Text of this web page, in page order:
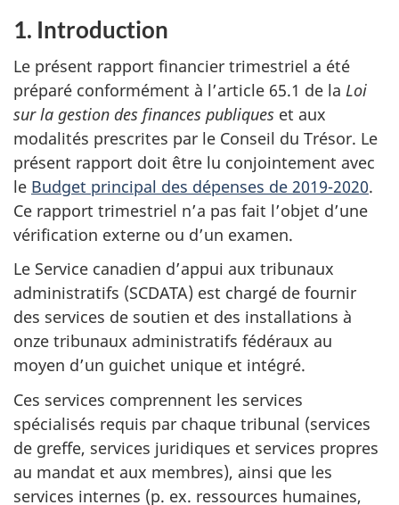
1. Introduction
Le présent rapport financier trimestriel a été
préparé conformément à l’article 65.1 de la Loi
sur la gestion des finances publiques et aux
modalités prescrites par le Conseil du Trésor. Le
présent rapport doit être lu conjointement avec
le Budget principal des dépenses de 2019-2020.
Ce rapport trimestriel n’a pas fait l’objet d’une
vérification externe ou d’un examen.
Le Service canadien d’appui aux tribunaux
administratifs (SCDATA) est chargé de fournir
des services de soutien et des installations à
onze tribunaux administratifs fédéraux au
moyen d’un guichet unique et intégré.
Ces services comprennent les services
spécialisés requis par chaque tribunal (services
de greffe, services juridiques et services propres
au mandat et aux membres), ainsi que les
services internes (p. ex. ressources humaines,